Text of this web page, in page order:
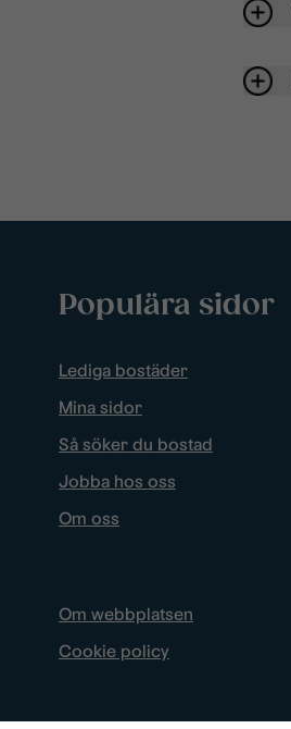
Populära sidor
Lediga bostäder
Mina sidor
Så söker du bostad
Jobba hos oss
Om oss
Om webbplatsen
Cookie policy